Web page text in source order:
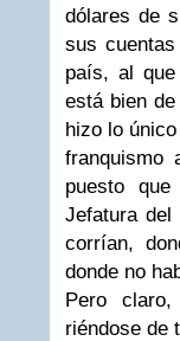
dólares de
sus
país, al que
está bien
hizo lo
franquismo
puesto
Jefatura del
corrían,
donde no
Pero
riéndose de